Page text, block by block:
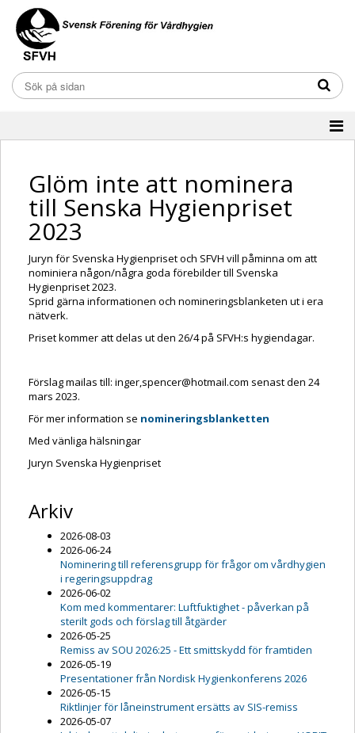
Glöm inte att nominera
till Senska Hygienpriset
2023
Juryn för Svenska Hygienpriset och SFVH vill påminna om att
nominiera någon/några goda förebilder till Svenska
Hygienpriset 2023.
Sprid gärna informationen och nomineringsblanketen ut i era
nätverk.
Priset kommer att delas ut den 26/4 på SFVH:s hygiendagar.
Förslag mailas till: inger,spencer@hotmail.com senast den 24
mars 2023.
För mer information se nomineringsblanketten
Med vänliga hälsningar
Juryn Svenska Hygienpriset
Arkiv
2026-08-03
2026-06-24
Nominering till referensgrupp för frågor om vårdhygien
i regeringsuppdrag
2026-06-02
Kom med kommentarer: Luftfuktighet - påverkan på
sterilt gods och förslag till åtgärder
2026-05-25
Remiss av SOU 2026:25 - Ett smittskydd för framtiden
2026-05-19
Presentationer från Nordisk Hygienkonferens 2026
2026-05-15
Riktlinjer för låneinstrument ersätts av SIS-remiss
2026-05-07